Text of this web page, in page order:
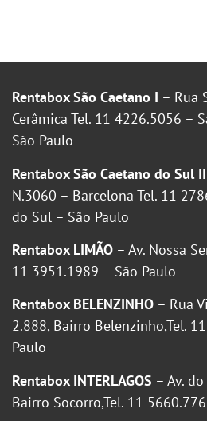
Rentabox São Caetano I – Rua
Cerâmica Tel. 11 4226.5056 –
São Paulo
Rentabox São Caetano do Sul
N.3060 – Barcelona Tel. 11
do Sul – São Paulo
Rentabox LIMÃO – Av. Nossa
11 3951.1989 – São Paulo
Rentabox BELENZINHO – Rua
2.888, Bairro Belenzinho,Tel.
Paulo
Rentabox INTERLAGOS – Av.
Bairro Socorro,Tel. 11